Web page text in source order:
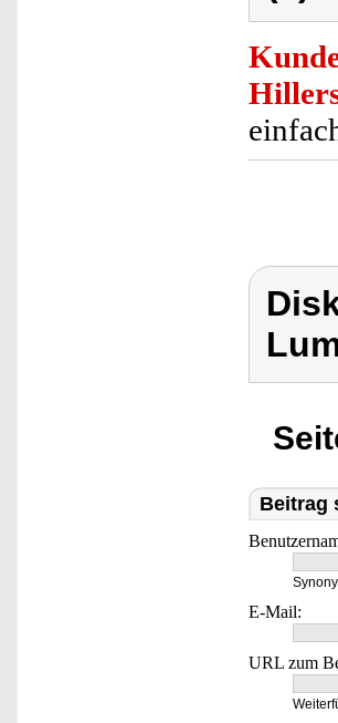
Beitrag
E-Mail:
URL zum